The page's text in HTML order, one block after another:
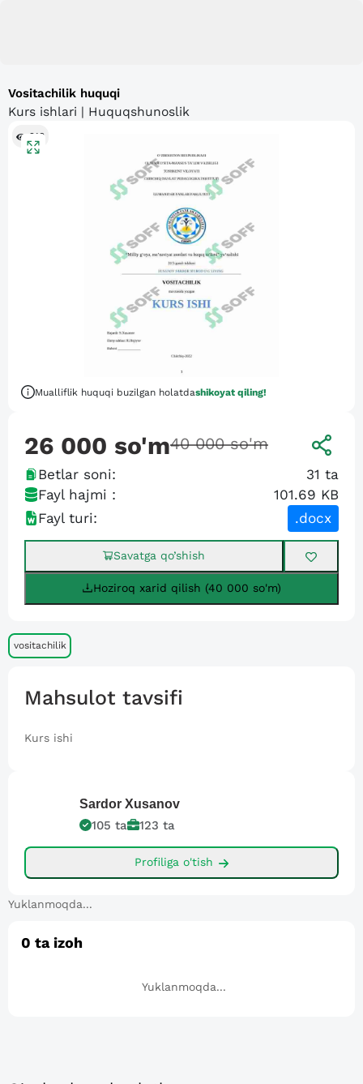
Vositachilik huquqi
Kurs ishlari | Huquqshunoslik
218
Mualliflik huquqi buzilgan holatdashikoyat qiling!
26 000 so'm40 000 so'm
Betlar soni: 31 ta
Fayl hajmi :
101.69 KB
Fayl turi:
.docx
Savatga qo’shish
Hoziroq xarid qilish (40 000 so'm)
vositachilik
Mahsulot tavsifi
Kurs ishi
Sardor Xusanov
105 ta 123 ta
Profiliga o'tish
Yuklanmoqda...
0 ta izoh
Yuklanmoqda...